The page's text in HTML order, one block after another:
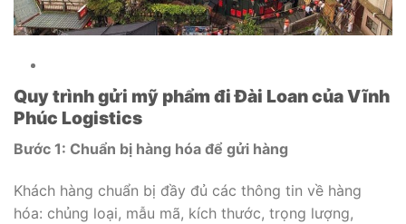
Quy trình gửi mỹ phẩm đi Đài Loan của Vĩnh
Phúc Logistics
Bước 1: Chuẩn bị hàng hóa để gửi hàng
Khách hàng chuẩn bị đầy đủ các thông tin về hàng
hóa: chủng loại, mẫu mã, kích thước, trọng lượng,